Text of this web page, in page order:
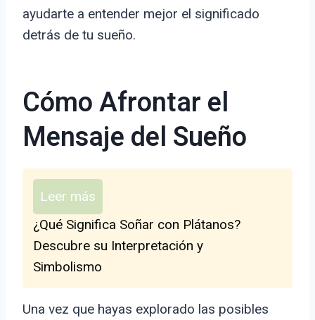
ayudarte a entender mejor el significado
detrás de tu sueño.
Cómo Afrontar el
Mensaje del Sueño
Leer más
¿Qué Significa Soñar con Plátanos?
Descubre su Interpretación y
Simbolismo
Una vez que hayas explorado las posibles